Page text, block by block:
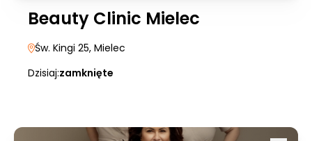
Beauty Clinic Mielec
Św. Kingi 25, Mielec
Dzisiaj:zamknięte